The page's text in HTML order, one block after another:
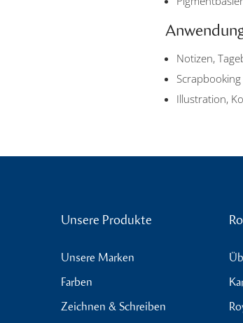
Notizen,
Illustration,
Unsere Produkte
Unsere Marken
Farben
Zeichnen & Schreiben